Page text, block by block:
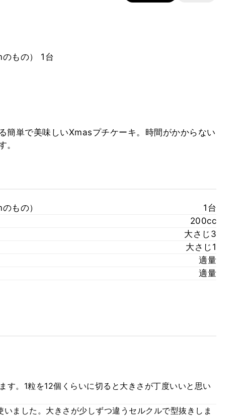
もの） 1台
簡単で美味しいXmasプチケーキ。時間がかからない
。
もの）
1台
200cc
大さじ3
大さじ1
適量
適量
す。1粒を12個くらいに切ると大きさが丁度いいと思い
ました。大きさが少しずつ違うセルクルで型抜きしま